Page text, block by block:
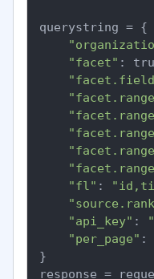
querystring = {
"facet" :
"fl" :
"api_key" :
"per_page" :
}
response =